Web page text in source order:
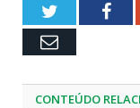
Twitter
Email
CONTEÚDO